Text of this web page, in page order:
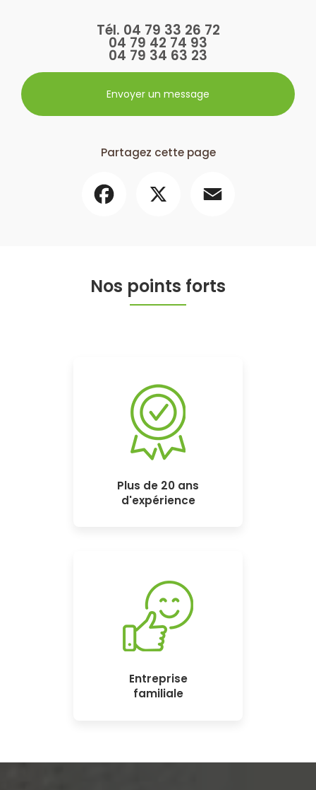
Tél. 04 79 33 26 72
04 79 42 74 93
04 79 34 63 23
Envoyer un message
Partagez cette page
Nos points forts
Plus de 20 ans
d'expérience
Entreprise
familiale